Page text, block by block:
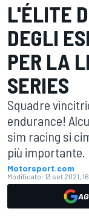
L'ÉLITE
DEGLI
PER LA
SERIES
Squadre
endurance!
sim racing si
più importante.
Motorsport.com
Modificato: 13 set 2021,